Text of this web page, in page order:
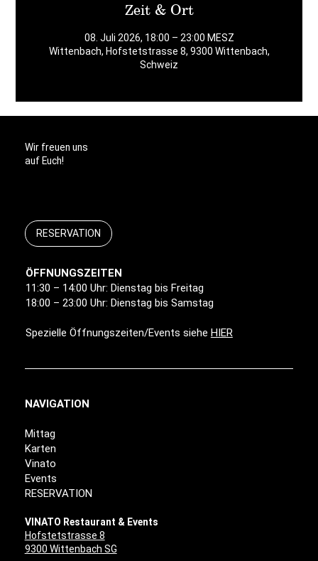
Zeit & Ort
08. Juli 2026, 18:00 – 23:00 MESZ
Wittenbach, Hofstetstrasse 8, 9300 Wittenbach,
Schweiz
Wir freuen uns
auf Euch!
RESERVATION
ÖFFNUNGSZEITEN
11:30 – 14:00 Uhr: Dienstag bis Freitag
18:00 – 23:00 Uhr: Dienstag bis Samstag
Spezielle Öffnungszeiten/Events siehe HIER
VINATO Restaurant & Events
Hofstetstrasse 8
9300 Wittenbach SG
NAVIGATION
Mittag
Karten
Vinato
Events
RESERVATION